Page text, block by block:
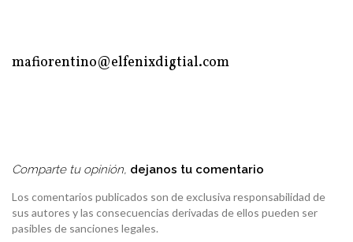
Los comentarios publicados son de exclusiva responsabilidad de
sus autores y las consecuencias derivadas de ellos pueden ser
pasibles de sanciones legales.